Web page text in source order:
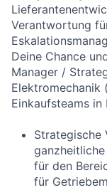
Verantwortung
Deine Chance
Manager /
Elektromechanik
Einkaufsteams in
Strategische
für den
für